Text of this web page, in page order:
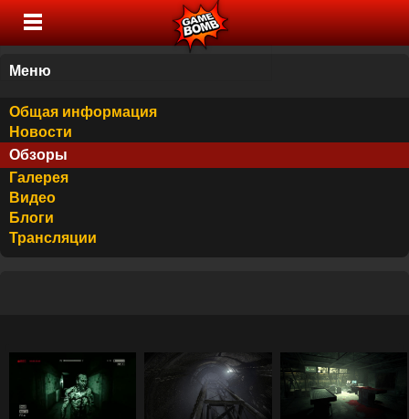
Меню
Общая информация
Новости
Обзоры
Галерея
Видео
Блоги
Трансляции